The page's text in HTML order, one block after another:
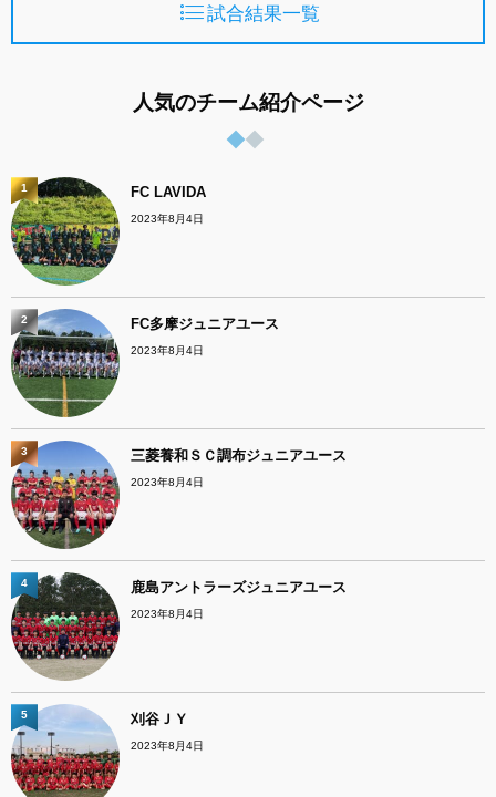
試合結果一覧
人気のチーム紹介ページ
FC LAVIDA
2023年8月4日
1
FC多摩ジュニアユース
2023年8月4日
2
三菱養和ＳＣ調布ジュニアユース
2023年8月4日
3
鹿島アントラーズジュニアユース
2023年8月4日
4
刈谷ＪＹ
2023年8月4日
5